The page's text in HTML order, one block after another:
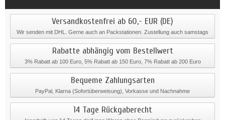
Versandkostenfrei ab 60,- EUR (DE)
Wir senden mit DHL. Gerne auch an Packstationen. Zustellung auch samstags
Rabatte abhängig vom Bestellwert
3% Rabatt ab 100 Euro, 5% Rabatt ab 150 Euro, 7% Rabatt ab 200 Euro
Bequeme Zahlungsarten
PayPal, Klarna (Sofortüberweisung), Vorkasse und Nachnahme
14 Tage Rückgaberecht